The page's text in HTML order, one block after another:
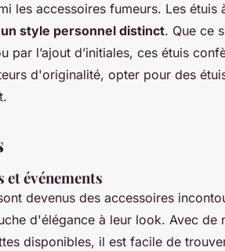
les accessoires fumeurs. Les étuis
un style personnel distinct. Que ce
par l’ajout d’initiales, ces étuis
d'originalité, opter pour des
et événements
devenus des accessoires
d'élégance à leur look. Avec de
disponibles, il est facile de